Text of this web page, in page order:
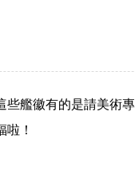
艦徽有的是請美術
！